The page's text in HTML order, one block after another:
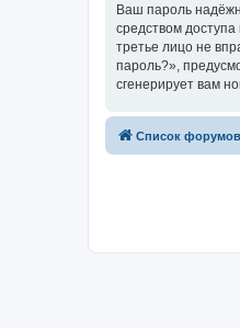
Ваш пароль
средством
третье лицо не
пароль?»,
сгенерирует вам
Список форумов